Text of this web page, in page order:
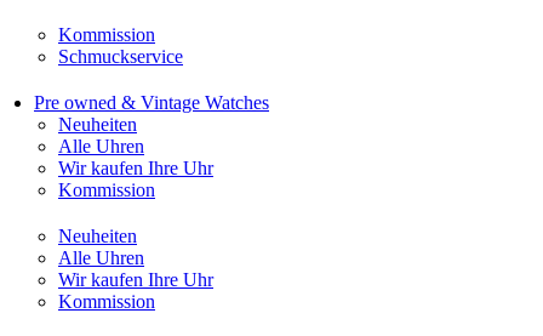
Kommission
Schmuckservice
Pre owned & Vintage Watches
Neuheiten
Alle Uhren
Wir kaufen Ihre Uhr
Kommission
Neuheiten
Alle Uhren
Wir kaufen Ihre Uhr
Kommission